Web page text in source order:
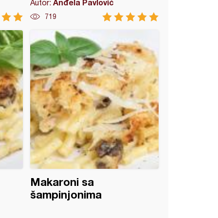
Autor:Anđela Pavlović
719
Makaroni sa
šampinjonima